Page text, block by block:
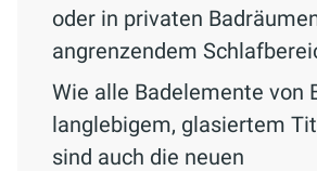
oder in privaten
angrenzendem
Wie alle Badelemente von
langlebigem, glasiertem
sind auch die neuen